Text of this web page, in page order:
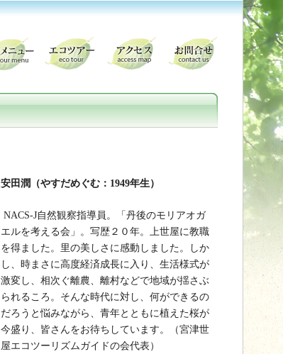
安田潤（やすだめぐむ：1949年生）
NACS-J自然観察指導員。「丹後のモリアオガ
エルを考える会」。写歴２０年。上世屋に教職
を得ました。里の美しさに感動しました。しか
し、時まさに高度経済成長に入り、生活様式が
激変し、相次ぐ離農、離村などで地域が揺さぶ
られるころ。そんな時代に対し、何ができるの
だろうと悩みながら、青年とともに植えた桜が
今盛り、皆さんをお待ちしています。（宮津世
屋エコツーリズムガイドの会代表）